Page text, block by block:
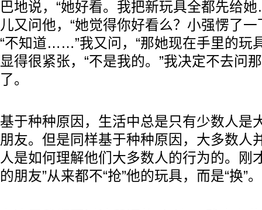
巴地说，“她好看。我把新玩具全都先给
儿又问他，“她觉得你好看么？小强愣了
“不知道……”我又问，“那她现在手里的玩
显得很紧张，“不是我的。”我决定不去问
了。
基于种种原因，生活中总是只有少数人是
朋友。但是同样基于种种原因，大多数人
人是如何理解他们大多数人的行为的。刚
的朋友”从来都不“抢”他的玩具，而是“换”